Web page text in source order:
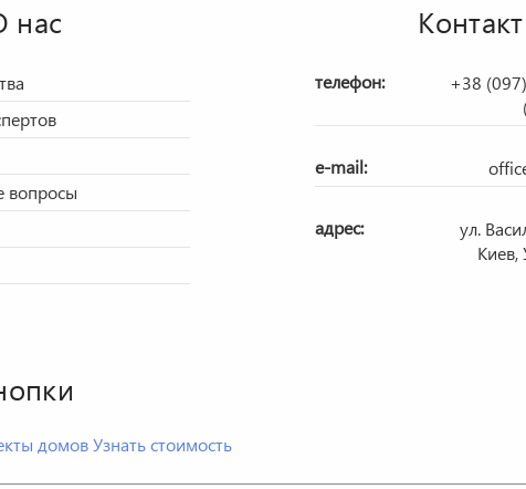
нас
вопросы
телефон: +38
e-mail:
адрес:
ул.
Киев,
домов Узнать стоимость